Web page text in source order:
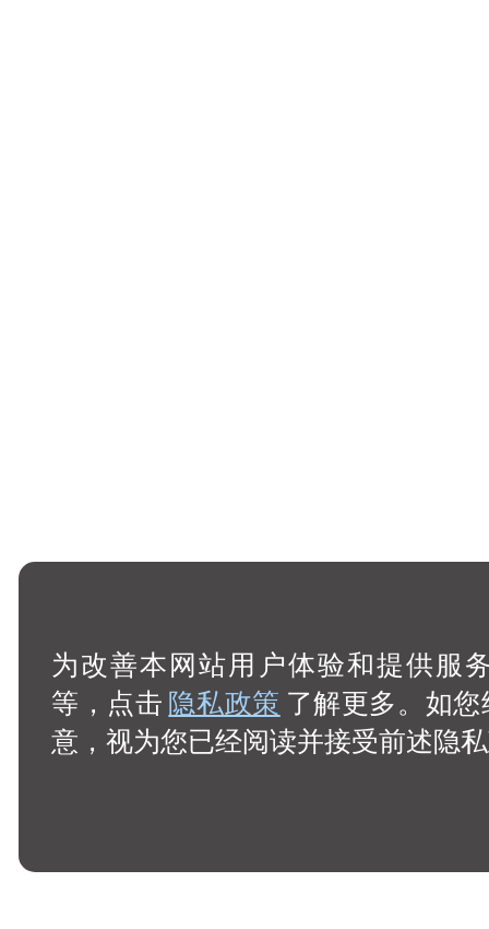
为改善本网站用户体验和提供服
等，点击隐私政策 了解更多。如
意，视为您已经阅读并接受前述隐